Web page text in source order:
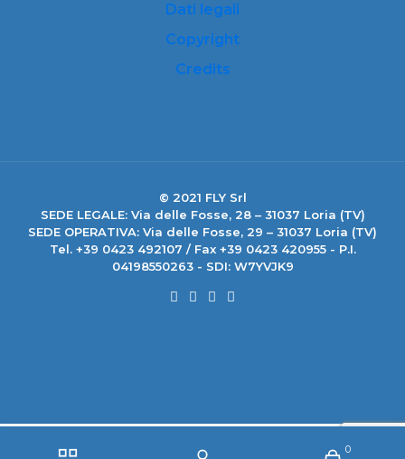
Dati legali
Copyright
Credits
© 2021 FLY Srl
SEDE LEGALE: Via delle Fosse, 28 – 31037 Loria (TV)
SEDE OPERATIVA: Via delle Fosse, 29 – 31037 Loria (TV)
Tel. +39 0423 492107 / Fax +39 0423 420955 - P.I.
04198550263 - SDI: W7YVJK9
0